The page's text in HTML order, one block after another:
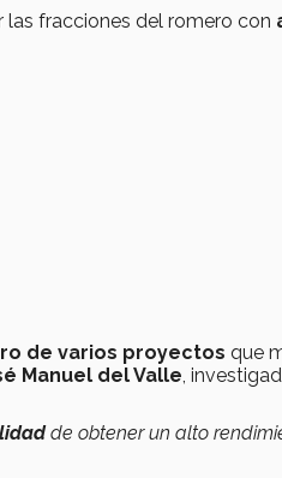
las fracciones del romero con
de varios proyectos que
Manuel del Valle,
de obtener un alto